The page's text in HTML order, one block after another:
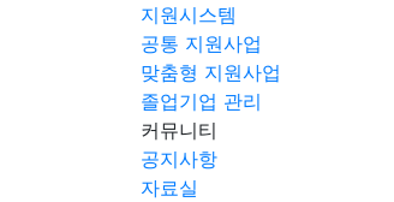
지원시스템
공통 지원사업
맞춤형 지원사업
졸업기업 관리
커뮤니티
공지사항
자료실